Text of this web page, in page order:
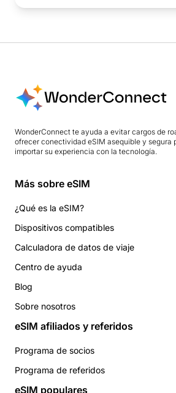
WonderConnect te ayuda a evitar cargos de
ofrecer conectividad eSIM asequible y segura
importar su experiencia con la tecnología.
Más sobre eSIM
¿Qué es la eSIM?
Dispositivos compatibles
Calculadora de datos de viaje
Centro de ayuda
Blog
Sobre nosotros
eSIM afiliados y referidos
Programa de socios
Programa de referidos
eSIM populares